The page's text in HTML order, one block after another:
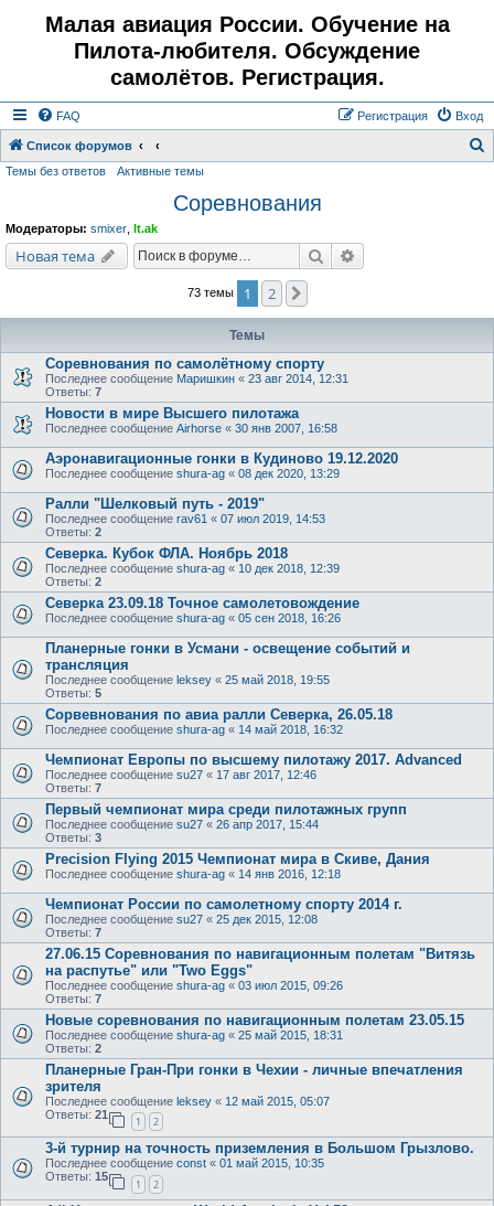
Малая авиация России. Обучение на
Пилота-любителя. Обсуждение
самолётов. Регистрация.
FAQ Вход
Регистрация
Список форумов
Темы без ответов Активные темы
Соревнования
Модераторы: smixer lt.ak
Новая тема Поиск
73 темы 1 2
Темы
Соревнования по самолётному спорту
Последнее сообщение Маришкин « 23 авг 2014, 12:31
Ответы: 7
Новости в мире Высшего пилотажа
Последнее сообщение Airhorse « 30 янв 2007, 16:58
Аэронавигационные гонки в Кудиново 19.12.2020
Последнее сообщение shura-ag « 08 дек 2020, 13:29
Ралли "Шелковый путь - 2019"
Последнее сообщение rav61 « 07 июл 2019, 14:53
Ответы: 2
Cеверка. Кубок ФЛА. Ноябрь 2018
Последнее сообщение shura-ag « 10 дек 2018, 12:39
Ответы: 2
Северка 23.09.18 Точное самолетовождение
Последнее сообщение shura-ag « 05 сен 2018, 16:26
Планерные гонки в Усмани - освещение событий и
трансляция
Последнее сообщение leksey « 25 май 2018, 19:55
Ответы: 5
Сорвевнования по авиа ралли Северка, 26.05.18
Последнее сообщение shura-ag « 14 май 2018, 16:32
Чемпионат Европы по высшему пилотажу 2017. Advanced
Последнее сообщение su27 « 17 авг 2017, 12:46
Ответы: 7
Первый чемпионат мира среди пилотажных групп
Последнее сообщение su27 « 26 апр 2017, 15:44
Ответы: 3
Precision Flying 2015 Чемпионат мира в Скиве, Дания
Последнее сообщение shura-ag « 14 янв 2016, 12:18
Чемпионат России по самолетному спорту 2014 г.
Последнее сообщение su27 « 25 дек 2015, 12:08
Ответы: 7
27.06.15 Соревнования по навигационным полетам "Витязь
на распутье" или "Two Eggs"
Последнее сообщение shura-ag « 03 июл 2015, 09:26
Ответы: 7
Новые соревнования по навигационным полетам 23.05.15
Последнее сообщение shura-ag « 25 май 2015, 18:31
Ответы: 2
Планерные Гран-При гонки в Чехии - личные впечатления
зрителя
Последнее сообщение leksey « 12 май 2015, 05:07
Ответы: 21
1 2
3-й турнир на точность приземления в Большом Грызлово.
Последнее сообщение const « 01 май 2015, 10:35
Ответы: 15
1 2